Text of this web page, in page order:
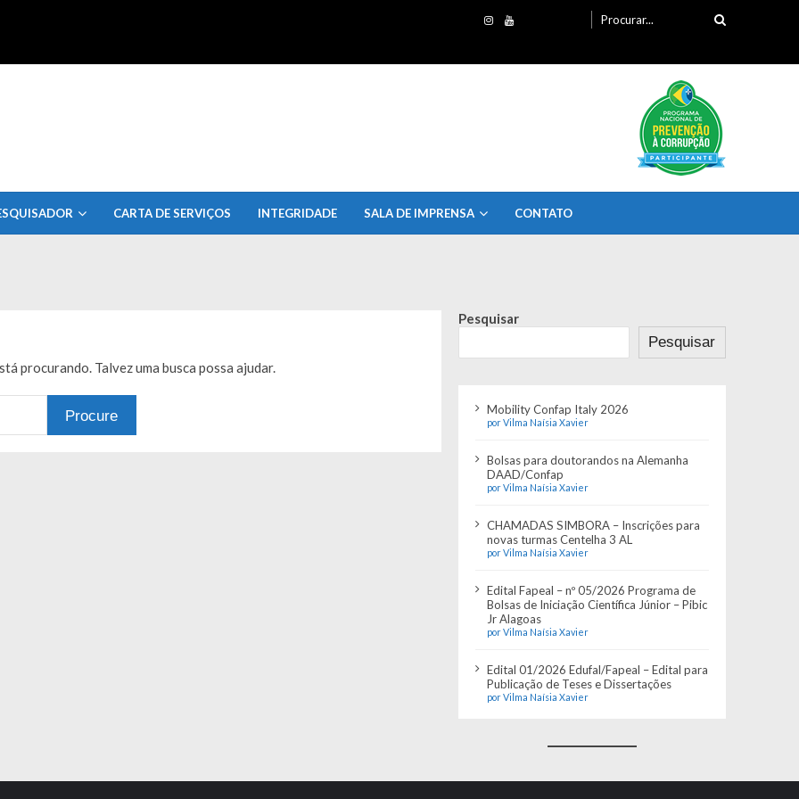
por:
CARTA DE SERVIÇOS INTEGRIDADE SALA DE IMPRENSA CONTATO
procurando. Talvez uma busca possa ajudar.
Pesquisar
Pesquisar
Mobility Confap Italy 2026
por Vilma Naísia Xavier
Bolsas para doutorandos na Alemanha
DAAD/Confap
por Vilma Naísia Xavier
CHAMADAS SIMBORA – Inscrições para
novas turmas Centelha 3 AL
por Vilma Naísia Xavier
Edital Fapeal – nº 05/2026 Programa de
Bolsas de Iniciação Científica Júnior – Pibic
Jr Alagoas
por Vilma Naísia Xavier
Edital 01/2026 Edufal/Fapeal – Edital para
Publicação de Teses e Dissertações
por Vilma Naísia Xavier